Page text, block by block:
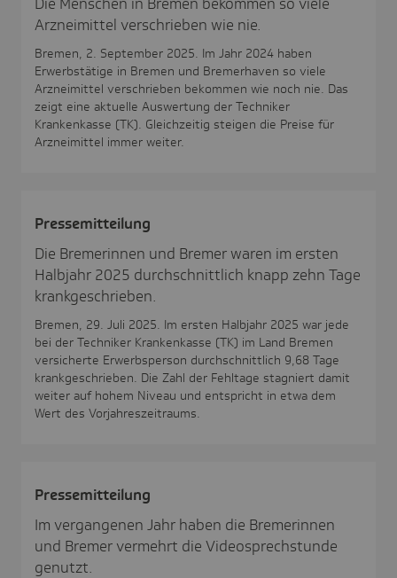
Arzneimittel verschrieben wie nie.
Bremen, 2. September 2025. Im Jahr 2024 haben
Erwerbstätige in Bremen und Bremerhaven so viele
Arzneimittel verschrieben bekommen wie noch nie. Das
zeigt eine aktuelle Auswertung der Techniker
Krankenkasse (TK). Gleichzeitig steigen die Preise für
Arzneimittel immer weiter.
Pres­se­mit­tei­lung
Die Bremerinnen und Bremer waren im ersten
Halbjahr 2025 durchschnittlich knapp zehn Tage
krankgeschrieben.
Bremen, 29. Juli 2025. Im ersten Halbjahr 2025 war jede
bei der Techniker Krankenkasse (TK) im Land Bremen
versicherte Erwerbsperson durchschnittlich 9,68 Tage
krankgeschrieben. Die Zahl der Fehltage stagniert damit
weiter auf hohem Niveau und entspricht in etwa dem
Wert des Vorjahreszeitraums.
Pres­se­mit­tei­lung
Im vergangenen Jahr haben die Bremerinnen
und Bremer vermehrt die Videosprechstunde
genutzt.